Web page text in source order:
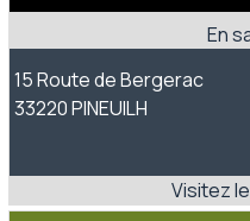
15 Route de Bergerac
33220 PINEUILH